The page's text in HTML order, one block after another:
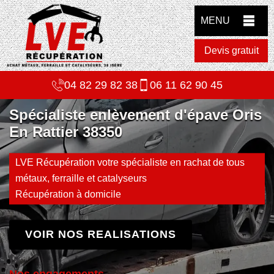
MENU
Devis gratuit
04 82 29 82 38 06 11 62 90 45
Spécialiste enlèvement d'épave Oris
En Rattier 38350
LVE Récupération votre spécialiste en rachat de tous
métaux, ferraille et catalyseurs
Récupération à domicile
VOIR NOS REALISATIONS